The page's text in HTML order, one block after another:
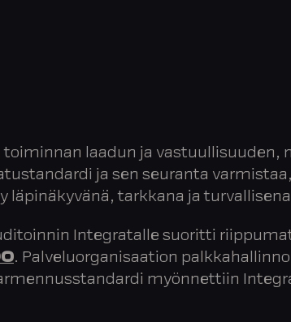
laadun ja vastuullisuuden,
ja sen seuranta
läpinäkyvänä, tarkkana ja
Integratalle suoritti
. Palveluorganisaation
myönnettiin